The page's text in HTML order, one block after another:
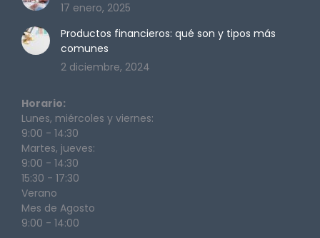
17 enero, 2025
Productos financieros: qué son y tipos más
comunes
2 diciembre, 2024
Horario:
Lunes, miércoles y viernes:
9:00 - 14:30
Martes, jueves:
9:00 - 14:30
15:30 - 17:30
Verano
Mes de Agosto
9:00 - 14:00